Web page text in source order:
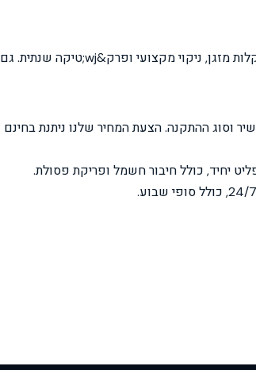
אנחנו מבצעים בעיר יפו: התקנת מזגן ספליט חדש, תיקון תקלות מזגן, ניקוי מקצועי ופרק&wj;טיקה שנתית. גם
וסוג ההתקנה. הצעת המחיר שלנו ניתנת בחינם